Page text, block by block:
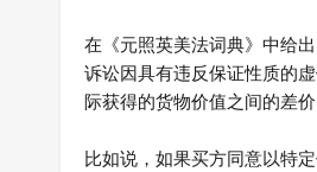
在《元照英美法词典》中给
诉讼因具有违反保证性质的
际获得的货物价值之间的差价
比如说，如果买方同意以特